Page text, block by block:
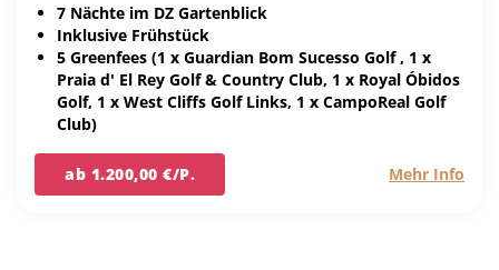
7 Nächte im DZ Gartenblick
Inklusive Frühstück
5 Greenfees (1 x Guardian Bom Sucesso Golf , 1 x
Praia d' El Rey Golf & Country Club, 1 x Royal Óbidos
Golf, 1 x West Cliffs Golf Links, 1 x CampoReal Golf
Club)
ab 1.200,00 €/P. Mehr Info